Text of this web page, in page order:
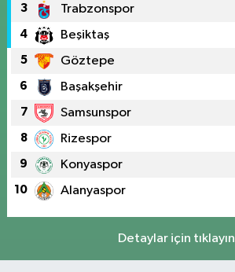
3 Trabzonspor
4 Beşiktaş
5 Göztepe
6 Başakşehir
7 Samsunspor
8 Rizespor
9 Konyaspor
10 Alanyaspor
Detaylar için tıklayın